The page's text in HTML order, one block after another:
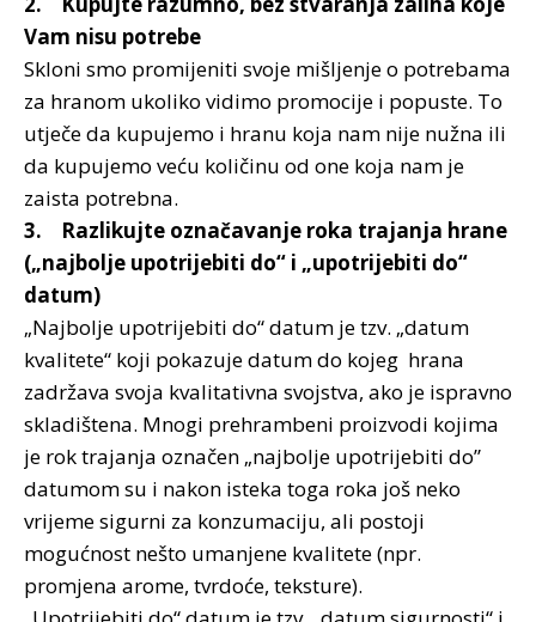
Vam nisu potrebe
Skloni smo promijeniti svoje mišljenje o potrebama
za hranom ukoliko vidimo promocije i popuste. To
utječe da kupujemo i hranu koja nam nije nužna ili
da kupujemo veću količinu od one koja nam je
zaista potrebna.
3. Razlikujte označavanje roka trajanja hrane
(„najbolje upotrijebiti do“ i „upotrijebiti do“
datum)
„Najbolje upotrijebiti do“ datum je tzv. „datum
kvalitete“ koji pokazuje datum do kojeg hrana
zadržava svoja kvalitativna svojstva, ako je ispravno
skladištena. Mnogi prehrambeni proizvodi kojima
je rok trajanja označen „najbolje upotrijebiti do”
datumom su i nakon isteka toga roka još neko
vrijeme sigurni za konzumaciju, ali postoji
mogućnost nešto umanjene kvalitete (npr.
promjena arome, tvrdoće, teksture).